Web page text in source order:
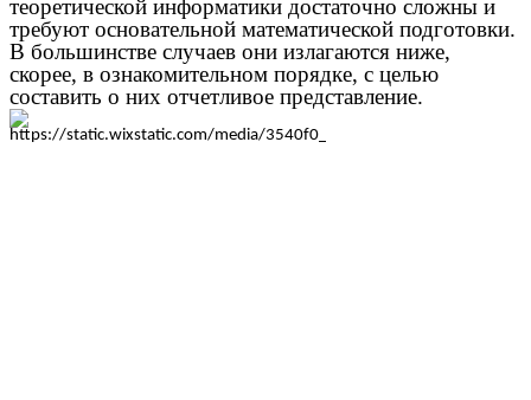
теоретической информатики достаточно сложны и
требуют основательной математической подготовки.
В большинстве случаев они излагаются ниже,
скорее, в ознакомительном порядке, с целью
составить о них отчетливое представление.